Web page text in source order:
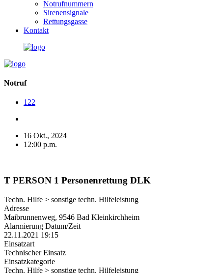
Notrufnummern
Sirenensignale
Rettungsgasse
Kontakt
Notruf
122
16 Okt., 2024
12:00 p.m.
T PERSON 1 Personenrettung DLK
Techn. Hilfe > sonstige techn. Hilfeleistung
Adresse
Maibrunnenweg, 9546 Bad Kleinkirchheim
Alarmierung Datum/Zeit
22.11.2021 19:15
Einsatzart
Technischer Einsatz
Einsatzkategorie
Techn. Hilfe > sonstige techn. Hilfeleistung